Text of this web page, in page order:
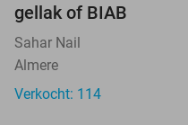
gellak of BIAB
Sahar Nail
Almere
Verkocht: 114